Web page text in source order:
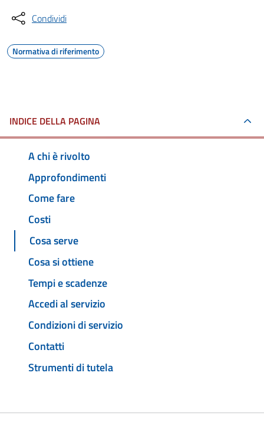
Condividi
Normativa di riferimento
INDICE DELLA PAGINA
A chi è rivolto
Approfondimenti
Come fare
Costi
Cosa serve
Cosa si ottiene
Tempi e scadenze
Accedi al servizio
Condizioni di servizio
Contatti
Strumenti di tutela